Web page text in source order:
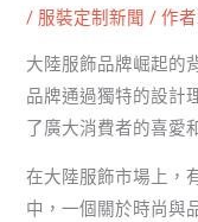
/ 服裝定制新聞 / 作
大陸服飾品牌崛起的
品牌通過獨特的設計
了廣大消費者的喜愛
在大陸服飾市場上，
中，一個關於時尚與